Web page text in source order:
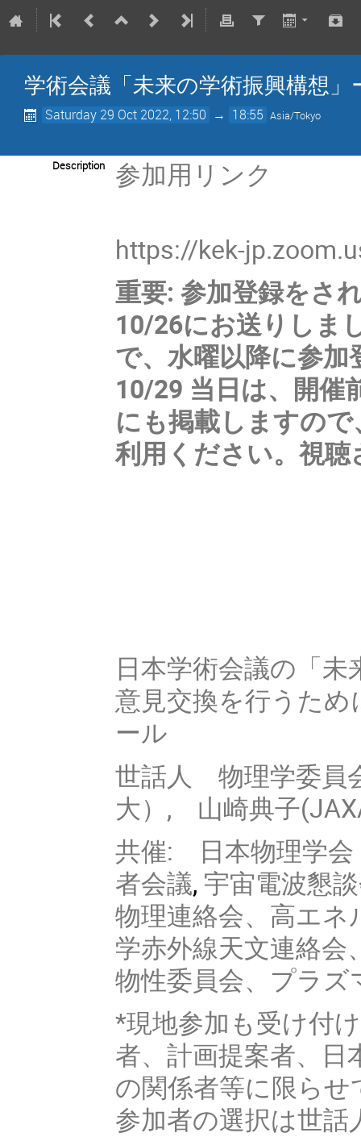
学術会議「未来の学術振興構想
Saturday 29 Oct 2022, 12:50 → 18:55 Asia/Tokyo
Description 参加用リンク
https://kek-
重要: 参加登録をさ
10/26にお送りしま
で、水曜以降に参
10/29 当日は、開催
にも掲載しますの
利用ください。視
日本学術会議の「
意見交換を行うた
ール
世話人 物理学委員
大）, 山崎典子
共催: 日本物理学会
者会議, 宇宙電波懇
物理連絡会、高エ
学赤外線天文連絡会
物性委員会、プラズ
*現地参加も受け付
者、計画提案者、日
の関係者等に限ら
参加者の選択は世